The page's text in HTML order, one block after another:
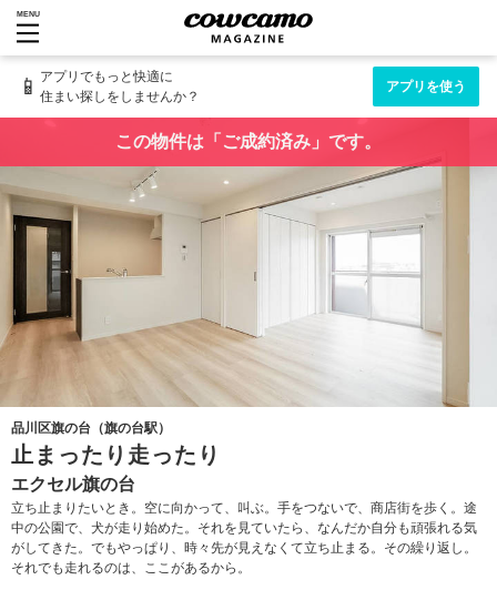
MENU
📱 アプリでもっと快適に
住まい探しをしませんか？
アプリを使う
この物件は「ご成約済み」です。
品川区旗の台（旗の台駅）
止まったり走ったり
エクセル旗の台
立ち止まりたいとき。空に向かって、叫ぶ。手をつないで、商店街を歩く。途
中の公園で、犬が走り始めた。それを見ていたら、なんだか自分も頑張れる気
がしてきた。でもやっぱり、時々先が見えなくて立ち止まる。その繰り返し。
それでも走れるのは、ここがあるから。